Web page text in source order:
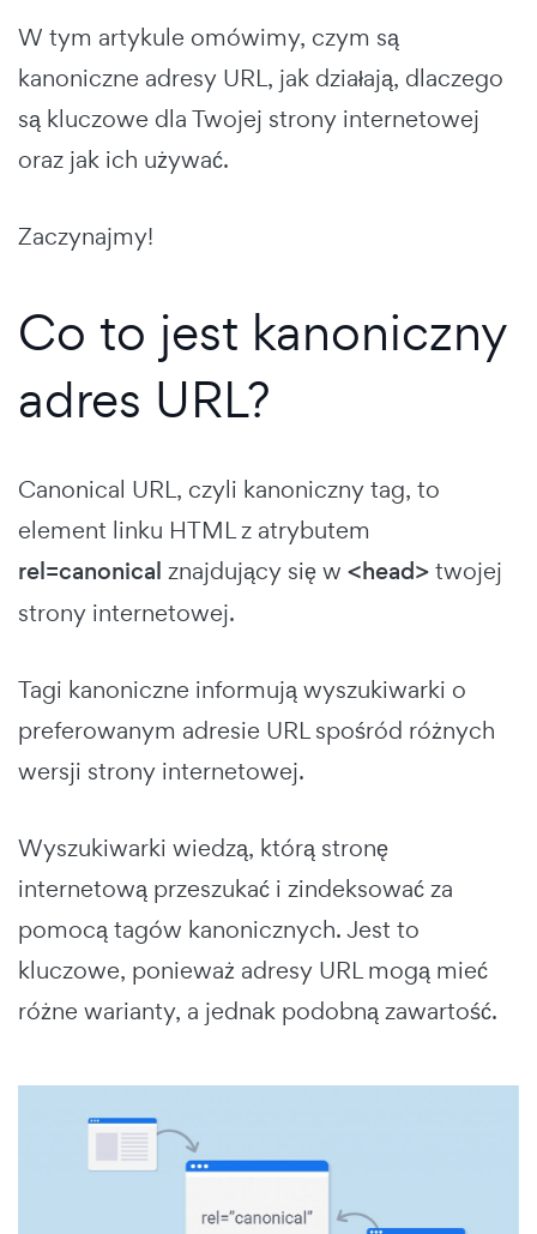
W tym artykule omówimy, czym są
kanoniczne adresy URL, jak działają, dlaczego
są kluczowe dla Twojej strony internetowej
oraz jak ich używać.
Zaczynajmy!
Co to jest kanoniczny
adres URL?
Canonical URL, czyli kanoniczny tag, to
element linku HTML z atrybutem
rel=canonical znajdujący się w <head>twojej
strony internetowej.
Tagi kanoniczne informują wyszukiwarki o
preferowanym adresie URL spośród różnych
wersji strony internetowej.
Wyszukiwarki wiedzą, którą stronę
internetową przeszukać i zindeksować za
pomocą tagów kanonicznych. Jest to
kluczowe, ponieważ adresy URL mogą mieć
różne warianty, a jednak podobną zawartość.